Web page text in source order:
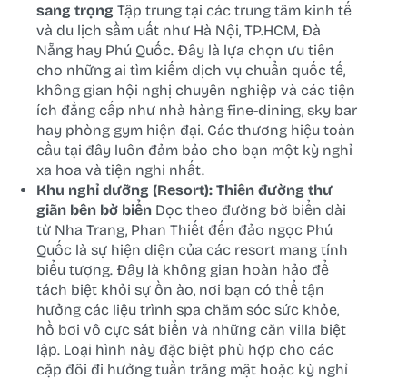
sang trọng Tập trung tại các trung tâm kinh tế
và du lịch sầm uất như Hà Nội, TP.HCM, Đà
Nẵng hay Phú Quốc. Đây là lựa chọn ưu tiên
cho những ai tìm kiếm dịch vụ chuẩn quốc tế,
không gian hội nghị chuyên nghiệp và các tiện
ích đẳng cấp như nhà hàng fine-dining, sky bar
hay phòng gym hiện đại. Các thương hiệu toàn
cầu tại đây luôn đảm bảo cho bạn một kỳ nghỉ
xa hoa và tiện nghi nhất.
Khu nghỉ dưỡng (Resort): Thiên đường thư
giãn bên bờ biển Dọc theo đường bờ biển dài
từ Nha Trang, Phan Thiết đến đảo ngọc Phú
Quốc là sự hiện diện của các resort mang tính
biểu tượng. Đây là không gian hoàn hảo để
tách biệt khỏi sự ồn ào, nơi bạn có thể tận
hưởng các liệu trình spa chăm sóc sức khỏe,
hồ bơi vô cực sát biển và những căn villa biệt
lập. Loại hình này đặc biệt phù hợp cho các
cặp đôi đi hưởng tuần trăng mật hoặc kỳ nghỉ